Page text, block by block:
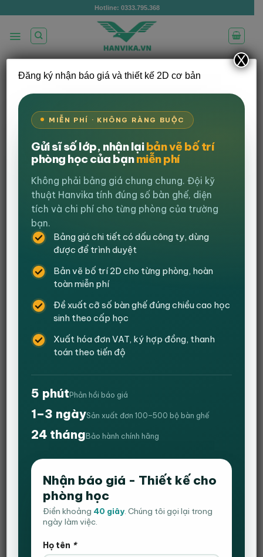
qua
dung
Hotline: 0333.795.368
Setup văn phòng cao cấp tại Trường đại
học Điện Lực
Đăng vào18 Tháng 8, 2024 bởiNguyễn Trung Kiên
Views: 867
Setup văn phòng cao cấp tại Trường
đại học Điện Lực
Mới đâyNội Thất Hanvikađã thực hiện một dự án
setup văn phòng tại Trường đại học Điện Lực với nhiều
sản phẩm cao cấp.
Nhận được yêu cầu từ khách hàng là cần setup một
văn phòng sang trọng cao cấp, nên sản phẩm bàn ghế
yêu cầu phải là những sản phẩm tốt tính thẩm mĩ cao
và giá thành cũng ưu đãi.
Đăng ký nhận báo giá và thiết kế 2D cơ bản
MIỄN PHÍ · KHÔNG RÀNG BUỘC
Gửi sĩ số lớp, nhận lạibản vẽ bố trí
phòng học của bạnmiễn phí
Không phải bảng giá chung chung. Đội kỹ
thuật Hanvika tính đúng số bàn ghế, diện
tích và chi phí cho từng phòng của trường
bạn.
Bảng giá chi tiết có dấu công ty, dùng
được để trình duyệt
Bản vẽ bố trí 2D cho từng phòng, hoàn
toàn miễn phí
Đề xuất cỡ số bàn ghế đúng chiều cao học
sinh theo cấp học
Xuất hóa đơn VAT, ký hợp đồng, thanh
toán theo tiến độ
5 phútPhản hồi báo giá
1–3 ngàySản xuất đơn 100–500 bộ bàn ghế
24 thángBảo hành chính hãng
Nhận báo giá - Thiết kế cho
phòng học
Điền khoảng 40 giây. Chúng tôi gọi lại trong
ngày làm việc.
Họ tên *
X